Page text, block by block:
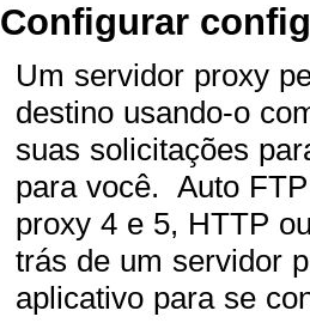
Configurar
Um servidor proxy
destino usando-o
suas solicitações
para você. Auto
proxy 4 e 5, HTTP
trás de um servidor
aplicativo para se